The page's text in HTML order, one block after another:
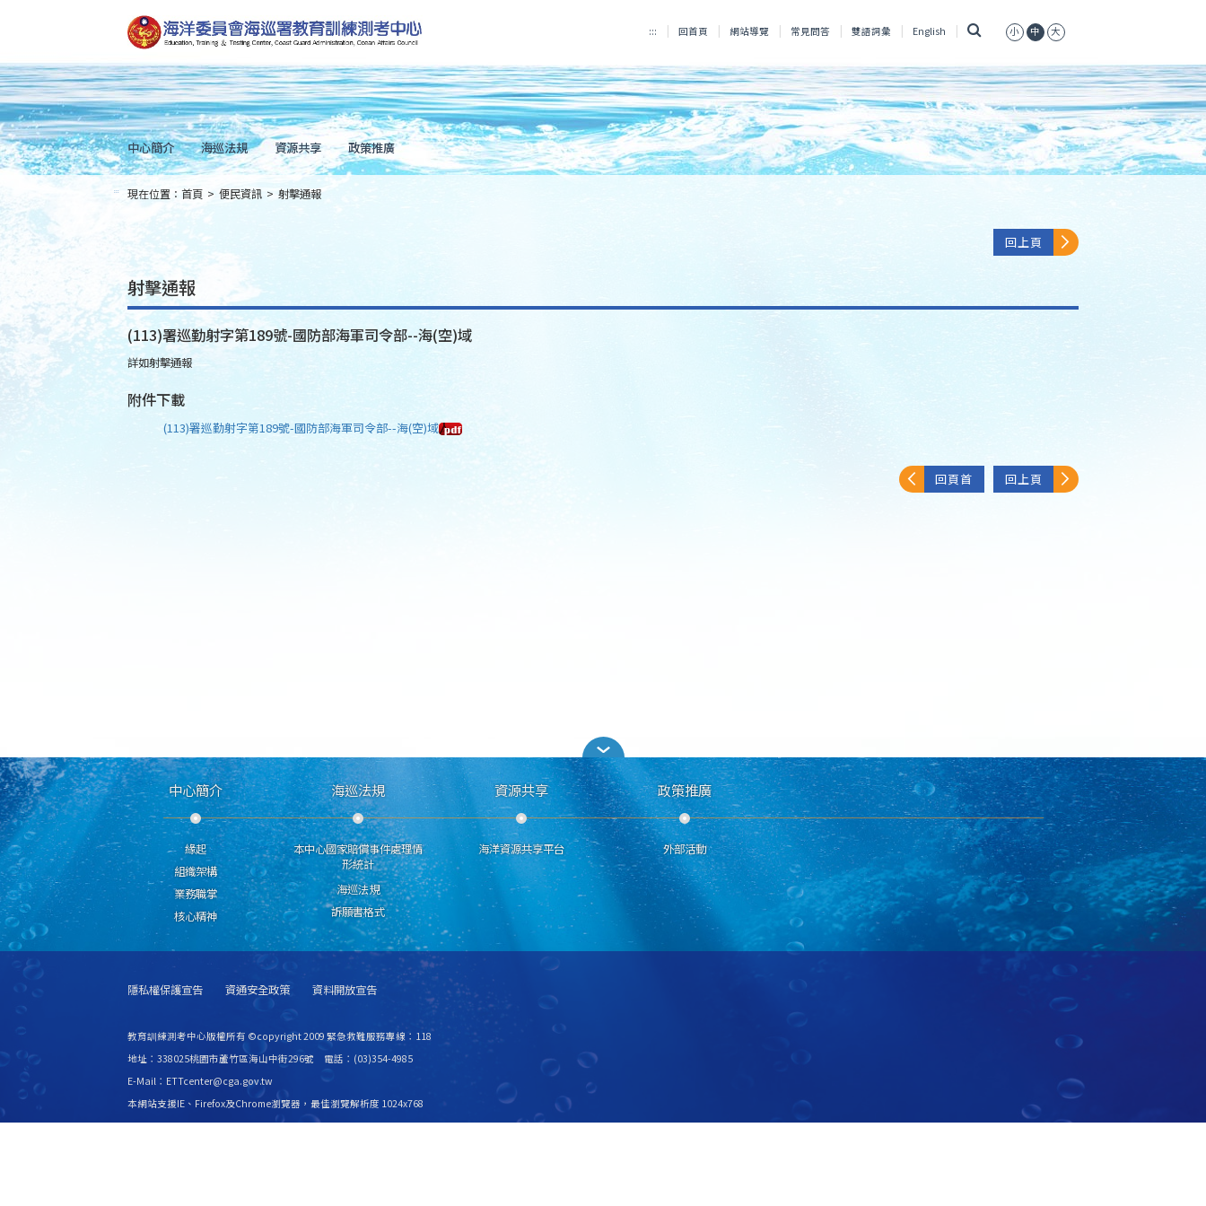
到
主
要
內
容
Skip
to
main
content
::: 回首頁 網站導覽 常見問答 雙語詞彙 English 小 中 大
中心簡介 海巡法規 資源共享 政策推廣
::: 現在位置： 首頁 > 便民資訊 > 射擊通報
回上頁
射擊通報
(113)署巡勤射字第189號-國防部海軍司令部--海(空)域
詳如射擊通報
附件下載
(113)署巡勤射字第189號-國防部海軍司令部--海(空)域
回頁首 回上頁
中心簡介
緣起
組織架構
業務職掌
核心精神
海巡法規
本中心國家賠償事件處理情
形統計
海巡法規
訴願書格式
資源共享
海洋資源共享平台
政策推廣
外部活動
隱私權保護宣告 資通安全政策 資料開放宣告
教育訓練測考中心版權所有 ©copyright 2009 緊急救難服務專線：118
地址：338025桃園市蘆竹區海山中街296號 電話：(03)354-4985
E-Mail：ETTcenter@cga.gov.tw
本網站支援IE、Firefox及Chrome瀏覽器，最佳瀏覽解析度 1024x768
更新日期115年08月07日 瀏覽人次2530067